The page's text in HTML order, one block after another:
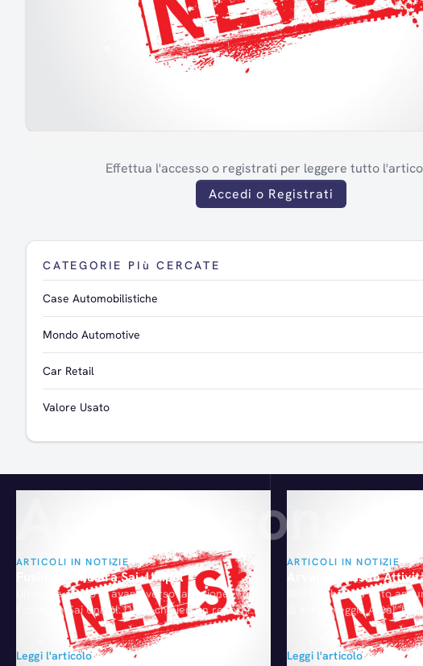
Effettua l'accesso o registrati per leggere tutto
Accedi o Registrati
CATEGORIE PIù CERCATE
Case Automobilistiche
Mondo Automotive
Car Retail
Valore Usato
Articoli
ARTICOLI IN NOTIZIE
Fusione Fondiara Sai- Unipol
Ulteriore passo in avanti verso la fusione
Fondiaria Sai Unipol. Dopo che ieri un report
di alcuni analisti aveva messo in evidenza che
tutto sembra indicare la prossima fattibilità
dell’operazione che porterà alla nascita di
Leggi l'articolo
ARTICOLI IN NOTIZIE
Arval: Acquisite
BNP Paribas ha dato
di autonoleggio Arval,
l'acquisizione delle
Service in Europa. La
completata solo dopo
Leggi l'articolo